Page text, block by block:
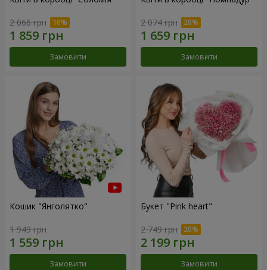
2 066 грн
Замовити
2 074 грн
Замовити
Кошик "Янголятко"
1 949 грн
Замовити
Букет "Pink heart"
2 749 грн
Замовити